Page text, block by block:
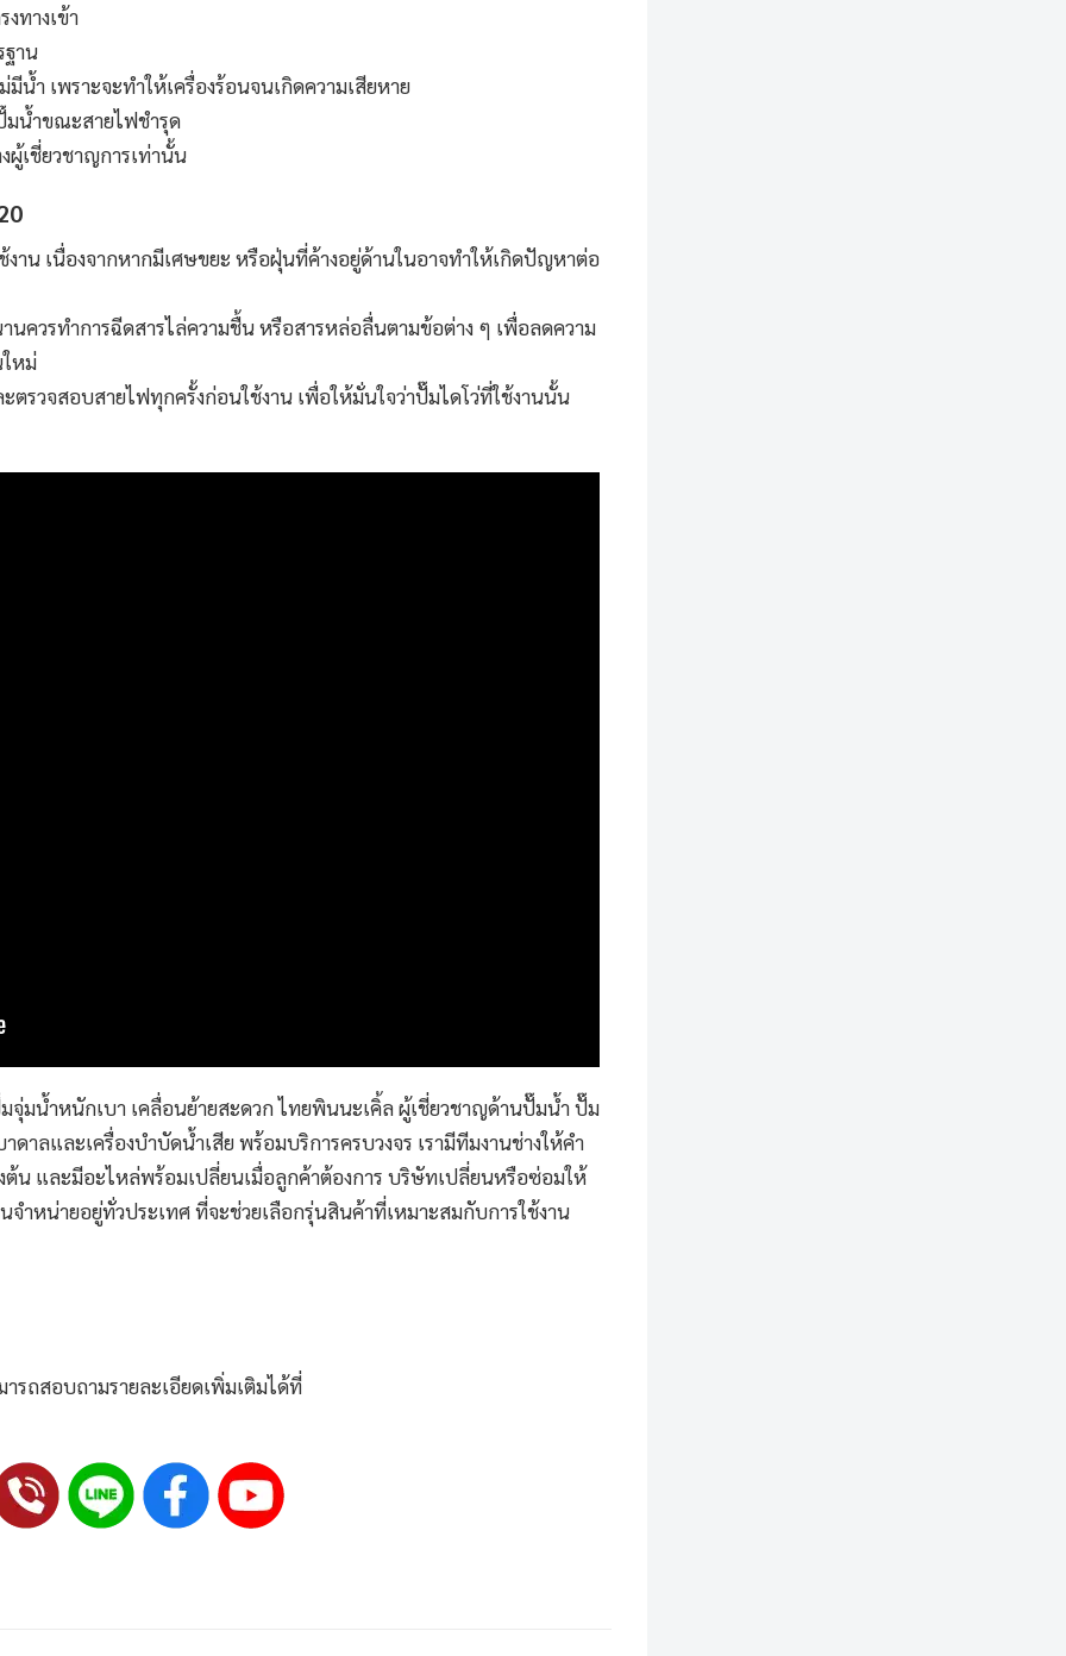
ทางเข้า
าน
น้ำ เพราะจะทำให้เครื่องร้อนจนเกิดความเสียหาย
มน้ำขณะสายไฟชำรุด
ผู้เชี่ยวชาญการเท่านั้น
าน เนื่องจากหากมีเศษขยะ หรือฝุ่นที่ค้างอยู่ด้านในอาจทำให้เกิดปัญหาต่อ
นควรทำการฉีดสารไล่ความชื้น หรือสารหล่อลื่นตามข้อต่าง ๆ เพื่อลดความ
หม่
ตรวจสอบสายไฟทุกครั้งก่อนใช้งาน เพื่อให้มั่นใจว่าปั๊มไดโว่ที่ใช้งานนั้น
จุ่มน้ำหนักเบา เคลื่อนย้ายสะดวก ไทยพินนะเคิ้ล ผู้เชี่ยวชาญด้านปั๊มน้ำ ปั๊ม
าลและเครื่องบำบัดน้ำเสีย พร้อมบริการครบวงจร เรามีทีมงานช่างให้คำ
น และมีอะไหล่พร้อมเปลี่ยนเมื่อลูกค้าต้องการ บริษัทเปลี่ยนหรือซ่อมให้
ำหน่ายอยู่ทั่วประเทศ ที่จะช่วยเลือกรุ่นสินค้าที่เหมาะสมกับการใช้งาน
ารถสอบถามรายละเอียดเพิ่มเติมได้ที่